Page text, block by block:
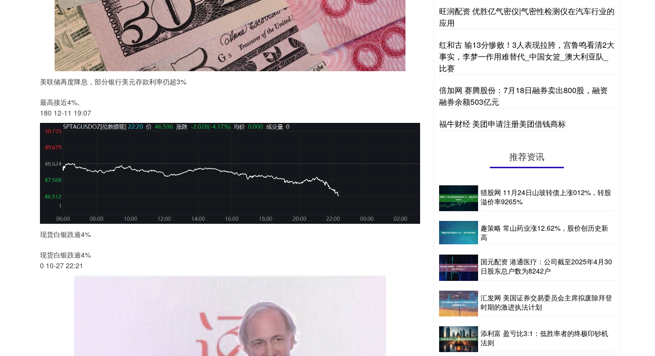
美联储再度降息，部分银行美元存款利率仍超3%
最高接近4%。
180 12-11 19:07
现货白银跌逾4%
现货白银跌逾4%
0 10-27 22:21
旺润配资 优胜亿气密仪|气密性检测仪在汽车行业的
应用
红和古 输13分惨败！3人表现拉胯，宫鲁鸣看清2大
事实，李梦一作用难替代_中国女篮_澳大利亚队_
比赛
倍加网 赛腾股份：7月18日融券卖出800股，融资
融券余额503亿元
福牛财经 美团申请注册美团借钱商标
推荐资讯
猎股网 11月24日山玻转债上涨012%，转股
溢价率9265%
趣策略 常山药业涨12.62%，股价创历史新
高
国元配资 港通医疗：公司截至2025年4月30
日股东总户数为8242户
汇发网 美国证券交易委员会主席拟废除拜登
时期的激进执法计划
添利富 盈亏比3:1：低胜率者的终极印钞机
法则